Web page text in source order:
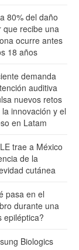
80% del daño
que recibe una
ocurre antes
18 años
demanda
auditiva
nuevos retos
innovación y el
en Latam
trae a México
de la
cutánea
pasa en el
durante una
epiléptica?
Biologics